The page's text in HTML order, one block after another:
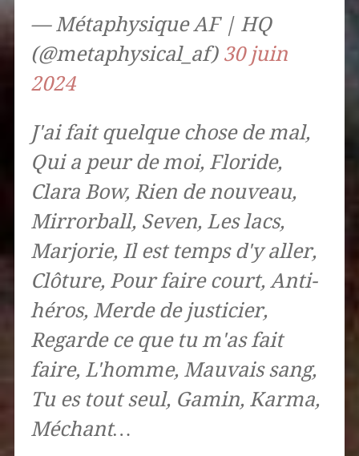
— Métaphysique AF | HQ
(@metaphysical_af) 30 juin
2024
J'ai fait quelque chose de mal,
Qui a peur de moi, Floride,
Clara Bow, Rien de nouveau,
Mirrorball, Seven, Les lacs,
Marjorie, Il est temps d'y aller,
Clôture, Pour faire court, Anti-
héros, Merde de justicier,
Regarde ce que tu m'as fait
faire, L'homme, Mauvais sang,
Tu es tout seul, Gamin, Karma,
Méchant…